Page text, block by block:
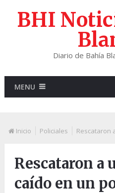
BHI
Diario de Bahía
MENU
Inicio Policiales Rescataron
Rescataron a
caído en un